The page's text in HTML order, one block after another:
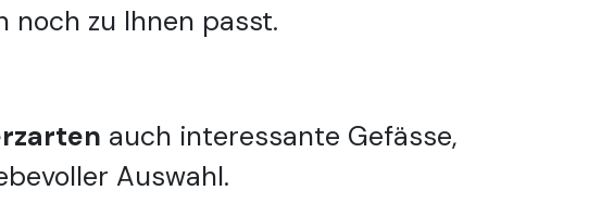
noch zu Ihnen passt.
auch interessante Gefässe,
Auswahl.